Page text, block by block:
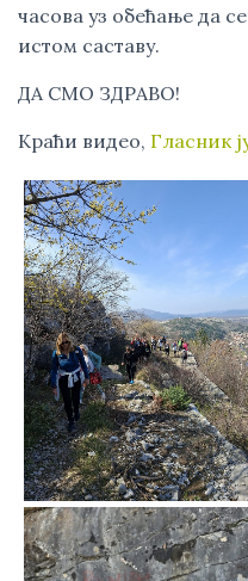
часова уз обећање да
истом саставу.
ДА СМО ЗДРАВО!
Краћи видео, Гласник